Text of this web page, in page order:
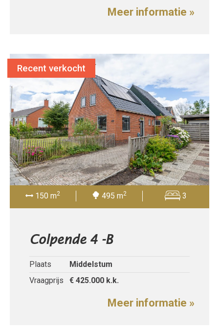
Meer informatie »
150 m2 495 m2 3
Colpende 4 -B
Plaats
Middelstum
Vraagprijs
€ 425.000 k.k.
Meer informatie »
Recent verkocht